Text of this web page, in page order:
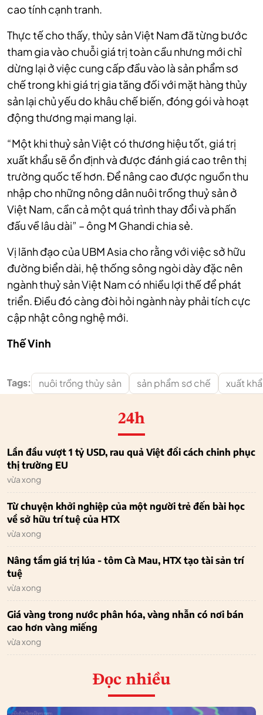
cao tính cạnh tranh.
Thực tế cho thấy, thủy sản Việt Nam đã từng bước
tham gia vào chuỗi giá trị toàn cầu nhưng mới chỉ
dừng lại ở việc cung cấp đầu vào là sản phẩm sơ
chế trong khi giá trị gia tăng đối với mặt hàng thủy
sản lại chủ yếu do khâu chế biến, đóng gói và hoạt
động thương mại mang lại.
“Một khi thuỷ sản Việt có thương hiệu tốt, giá trị
xuất khẩu sẽ ổn định và được đánh giá cao trên thị
trường quốc tế hơn. Để nâng cao được nguồn thu
nhập cho những nông dân nuôi trồng thuỷ sản ở
Việt Nam, cần cả một quá trình thay đổi và phấn
đấu về lâu dài” – ông M Ghandi chia sẻ.
Vị lãnh đạo của UBM Asia cho rằng với việc sở hữu
đường biển dài, hệ thống sông ngòi dày đặc nên
ngành thuỷ sản Việt Nam có nhiều lợi thế để phát
triển. Điều đó càng đòi hỏi ngành này phải tích cực
cập nhật công nghệ mới.
Thế Vinh
Tags: nuôi trồng thủy sản sản phẩm sơ chế xuất
24h
Lần đầu vượt 1 tỷ USD, rau quả Việt đổi cách chinh phục
thị trường EU
vừa xong
Từ chuyện khởi nghiệp của một người trẻ đến bài học
về sở hữu trí tuệ của HTX
vừa xong
Nâng tầm giá trị lúa - tôm Cà Mau, HTX tạo tài sản trí
tuệ
vừa xong
Giá vàng trong nước phân hóa, vàng nhẫn có nơi bán
cao hơn vàng miếng
vừa xong
Đọc nhiều